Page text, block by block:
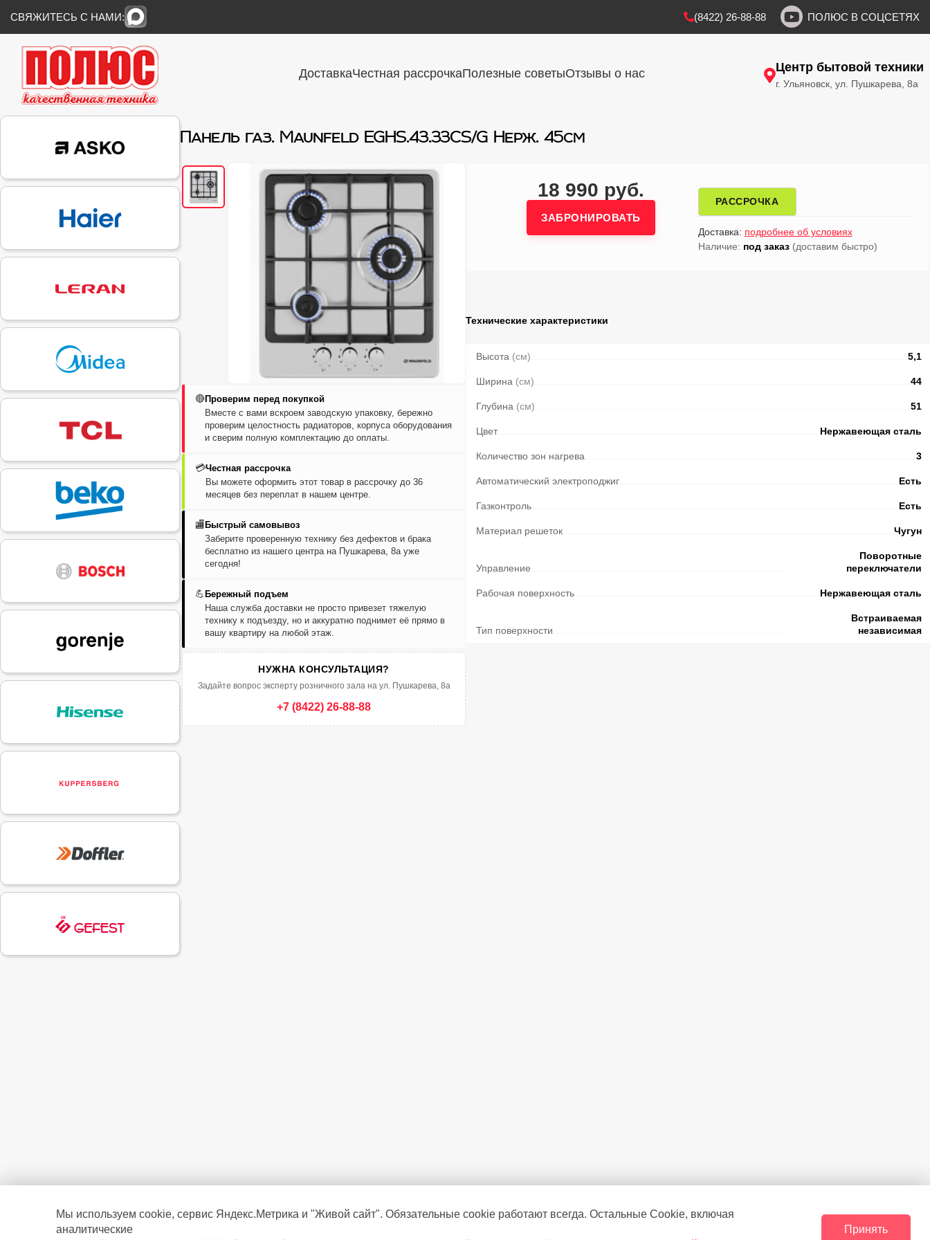
СВЯЖИТЕСЬ С НАМИ: (8422) 26-88-88 ПОЛЮС В СОЦСЕТЯХ
ДоставкаЧестная рассрочкаПолезные советыОтзывы о нас Центр бытовой техники
г. Ульяновск, ул. Пушкарева, 8а
Панель газ. Maunfeld EGHS.43.33CS/G Нерж. 45см
🔴Проверим перед покупкой
Вместе с вами вскроем заводскую упаковку, бережно
проверим целостность радиаторов, корпуса оборудования
и сверим полную комплектацию до оплаты.
💳Честная рассрочка
Вы можете оформить этот товар в рассрочку до 36
месяцев без переплат в нашем центре.
🏬 Быстрый самовывоз
Заберите проверенную технику без дефектов и брака
бесплатно из нашего центра на Пушкарева, 8а уже
сегодня!
💪 Бережный подъем
Наша служба доставки не просто привезет тяжелую
технику к подъезду, но и аккуратно поднимет её прямо в
вашу квартиру на любой этаж.
НУЖНА КОНСУЛЬТАЦИЯ?
Задайте вопрос эксперту розничного зала на ул. Пушкарева, 8а
+7 (8422) 26-88-88
18 990 руб.
ЗАБРОНИРОВАТЬ
РАССРОЧКА
Доставка: подробнее об условиях
Наличие: под заказ(доставим быстро)
Технические характеристики
Высота (см) 5,1
Ширина (см) 44
Глубина (см) 51
Цвет Нержавеющая сталь
Количество зон нагрева 3
Автоматический электроподжиг Есть
Газконтроль Есть
Материал решеток Чугун
Управление
Поворотные
переключатели
Рабочая поверхность Нержавеющая сталь
Тип поверхности
Встраиваемая
независимая
Мы используем cookie, сервис Яндекс.Метрика и "Живой сайт". Обязательные cookie работают всегда. Остальные Сookie, включая
аналитические
Принять